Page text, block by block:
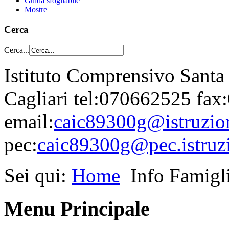
Mostre
Cerca
Cerca...
Istituto Comprensivo
Cagliari tel:070662525
email:
pec:
Sei qui: Home Info
Menu Principale